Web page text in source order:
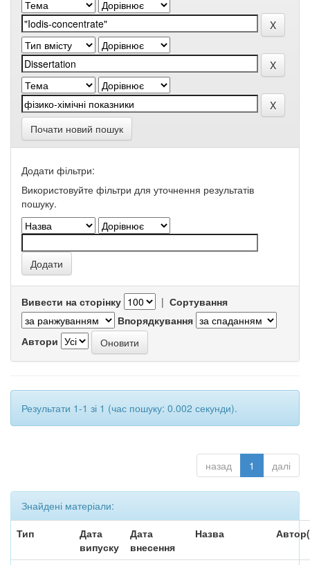
Почати новий пошук
Додати фільтри:
Використовуйте фільтри для уточнення результатів
пошуку.
Вивести на сторінку | Сортування
Впорядкування
Автори
Результати 1-1 зі 1 (час пошуку: 0.002 секунди).
назад 1 далі
Знайдені матеріали:
Тип
Дата
випуску
Дата
внесення
Назва